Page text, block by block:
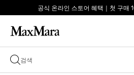
공식 온라인 스토어 혜택｜첫 구매